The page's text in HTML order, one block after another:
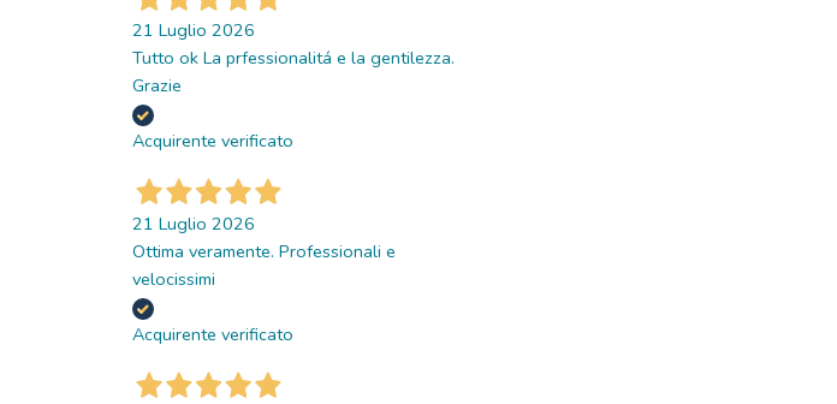
21 Luglio 2026
Tutto ok La prfessionalitá e la gentilezza.
Grazie
Acquirente verificato
21 Luglio 2026
Ottima veramente. Professionali e
velocissimi
Acquirente verificato